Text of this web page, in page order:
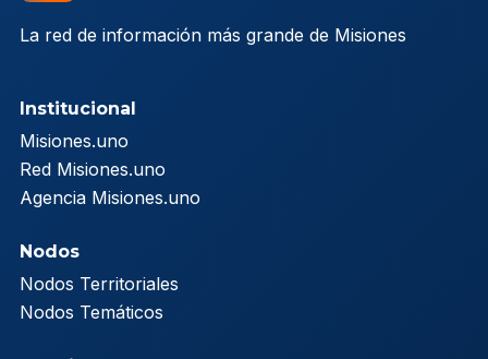
La red de información más grande de Misiones
Institucional
Misiones.uno
Red Misiones.uno
Agencia Misiones.uno
Nodos
Nodos Territoriales
Nodos Temáticos